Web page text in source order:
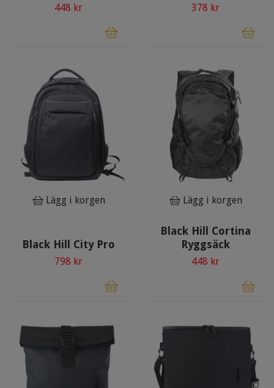
448 kr 378 kr
Lägg i korgen
Black Hill City Pro
798 kr
Lägg i korgen
Black Hill Cortina
Ryggsäck
448 kr